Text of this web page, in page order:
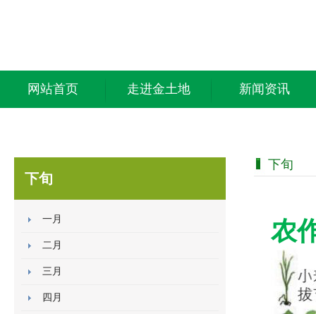
网站首页 走进金土地 新闻资讯
下旬
一月
二月
三月
四月
下旬
农